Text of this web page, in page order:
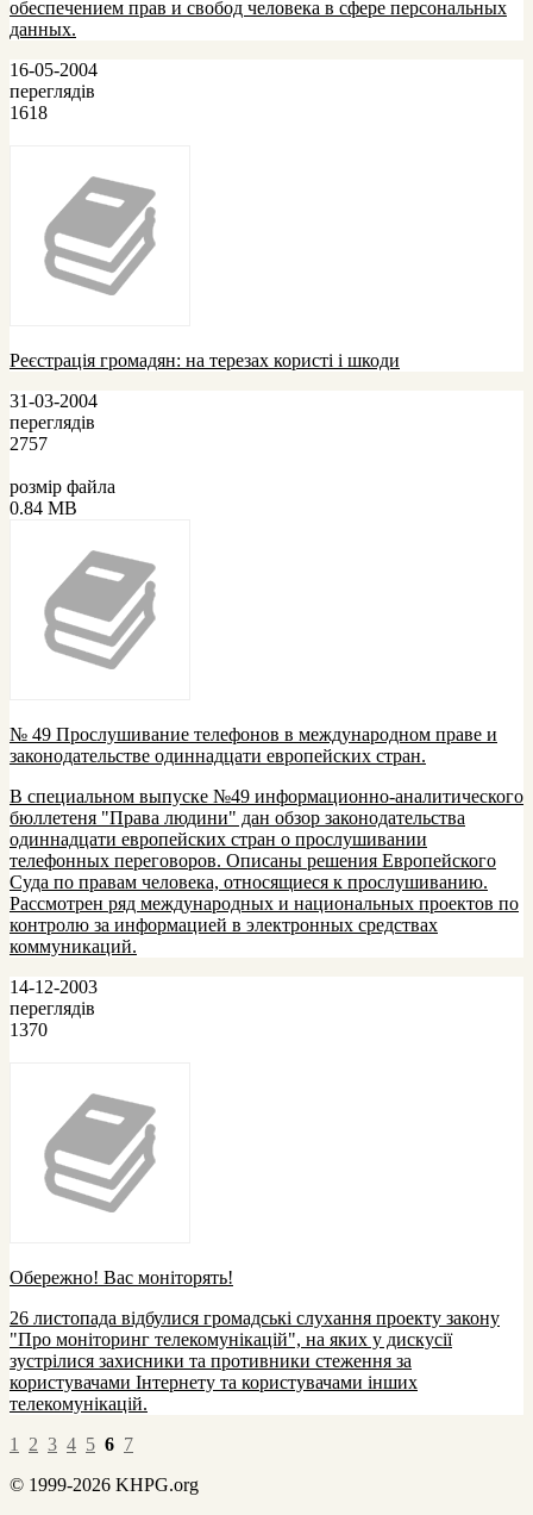
обеспечением прав и свобод человека в сфере персональных
данных.
16-05-2004
переглядів
1618
Реєстрація громадян: на терезах користі і шкоди
31-03-2004
переглядів
2757
розмір файла
0.84 MB
№ 49 Прослушивание телефонов в международном праве и
законодательстве одиннадцати европейских стран.
В специальном выпуске №49 информационно-аналитического
бюллетеня "Права людини" дан обзор законодательства
одиннадцати европейских стран о прослушивании
телефонных переговоров. Описаны решения Европейского
Суда по правам человека, относящиеся к прослушиванию.
Рассмотрен ряд международных и национальных проектов по
контролю за информацией в электронных средствах
коммуникаций.
14-12-2003
переглядів
1370
Обережно! Вас моніторять!
26 листопада відбулися громадські слухання проекту закону
"Про моніторинг телекомунікацій", на яких у дискусії
зустрілися захисники та противники стеження за
користувачами Інтернету та користувачами інших
телекомунікацій.
1
2 3 4 5 6 7
© 1999-2026 KHPG.org